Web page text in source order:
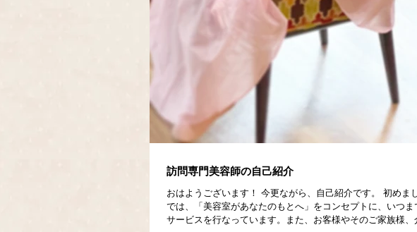
訪問専門美容師の自己紹介
おはようございます！ 今更ながら、自己紹介です。 初め
では、「美容室があなたのもとへ」をコンセプトに、いつ
サービスを行なっています。また、お客様やそのご家族様、